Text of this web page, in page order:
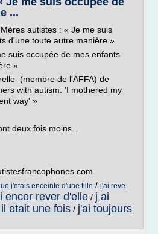
...
autistes : « Je me suis
d'une toute autre manière »
suis occupée de mes enfants
»
(membre de l'AFFA) de
with autism: 'I mothered my
way' »
deux fois moins...
j'etais enceinte d'une fille / j'ai reve
encor rever d'elle / j ai
etait une fois / j'ai toujours